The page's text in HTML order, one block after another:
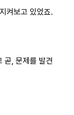
켜보고 있었죠.
곧, 문제를 발견